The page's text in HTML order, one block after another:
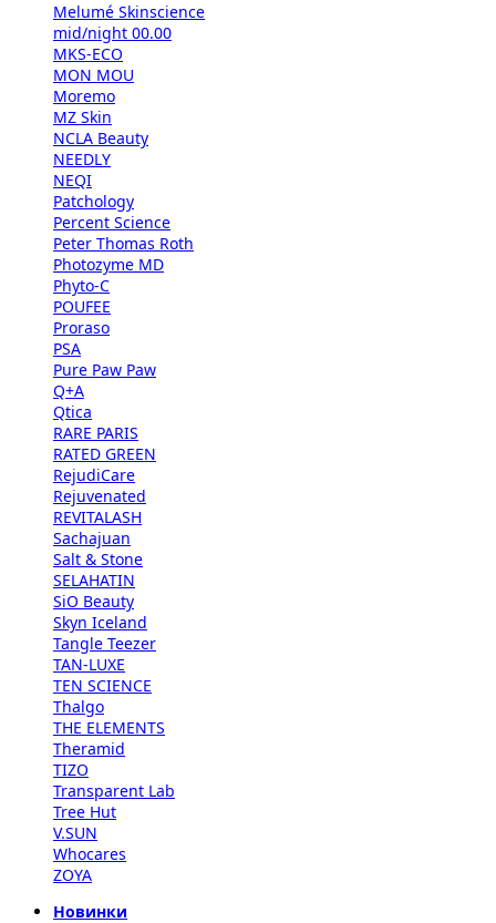
Melumé Skinscience
mid/night 00.00
MKS-ECO
MON MOU
Moremo
MZ Skin
NCLA Beauty
NEEDLY
NEQI
Patchology
Percent Science
Peter Thomas Roth
Photozyme MD
Phyto-C
POUFEE
Proraso
PSA
Pure Paw Paw
Q+A
Qtica
RARE PARIS
RATED GREEN
RejudiCare
Rejuvenated
REVITALASH
Sachajuan
Salt & Stone
SELAHATIN
SiO Beauty
Skyn Iceland
Tangle Teezer
TAN-LUXE
TEN SCIENCE
Thalgo
THE ELEMENTS
Theramid
TIZO
Transparent Lab
Tree Hut
V.SUN
Whocares
ZOYA
Новинки